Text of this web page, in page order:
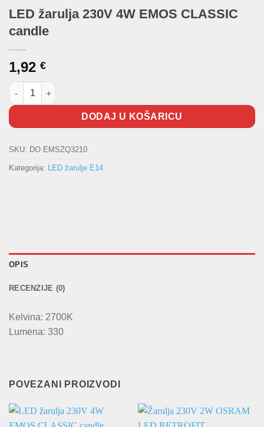
LED žarulja 230V 4W EMOS CLASSIC
candle
1,92 €
LED žarulja 230V 4W EMOS CLASSIC candle količina
DODAJ U KOŠARICU
SKU: DO EMSZQ3210
Kategorija: LED žarulje E14
OPIS
RECENZIJE (0)
Kelvina: 2700K
Lumena: 330
POVEZANI PROIZVODI